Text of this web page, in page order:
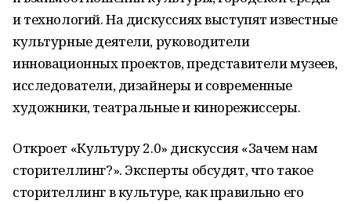
и технологий. На дискуссиях выступят известные
культурные деятели, руководители
инновационных проектов, представители музеев,
исследователи, дизайнеры и современные
художники, театральные и кинорежиссеры.
Откроет «Культуру 2.0» дискуссия «Зачем нам
сторителлинг?». Эксперты обсудят, что такое
сторителлинг в культуре, как правильно его